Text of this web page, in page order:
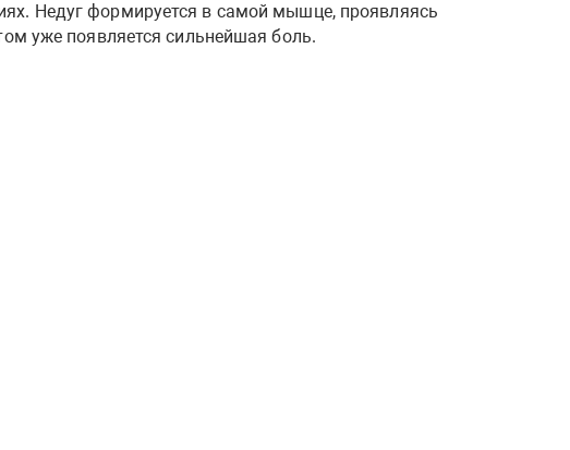
Недуг формируется в самой мышце, проявляясь
уже появляется сильнейшая боль.